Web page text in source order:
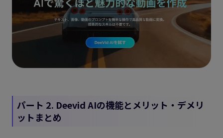
パート 2. Deevid AIの機能とメリット・デメリ
ットまとめ